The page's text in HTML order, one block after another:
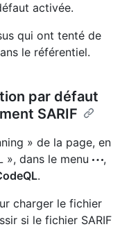
activée.
qui ont tenté de
le référentiel.
par défaut
SARIF
» de la page, en
», dans le menu
,
.
charger le fichier
si le fichier SARIF